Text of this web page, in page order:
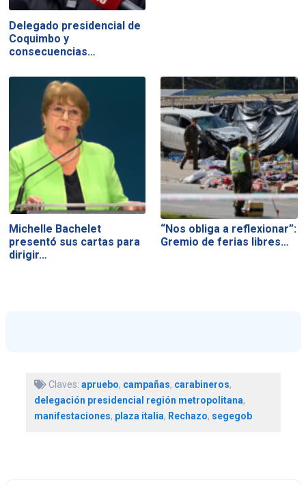
Delegado presidencial de
Coquimbo y
consecuencias…
Michelle Bachelet
presentó sus cartas para
dirigir…
“Nos obliga a reflexionar”:
Gremio de ferias libres…
Claves: apruebo, campañas, carabineros,
delegación presidencial región metropolitana,
manifestaciones, plaza italia, Rechazo, segegob